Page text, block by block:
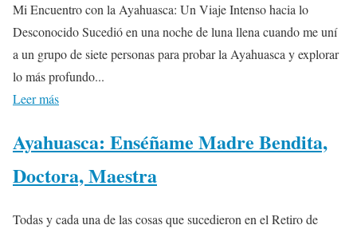
Mi Encuentro con la Ayahuasca: Un Viaje Intenso hacia lo
Desconocido Sucedió en una noche de luna llena cuando me uní
a un grupo de siete personas para probar la Ayahuasca y explorar
lo más profundo...
Leer más
Ayahuasca: Enséñame Madre Bendita,
Doctora, Maestra
Todas y cada una de las cosas que sucedieron en el Retiro de